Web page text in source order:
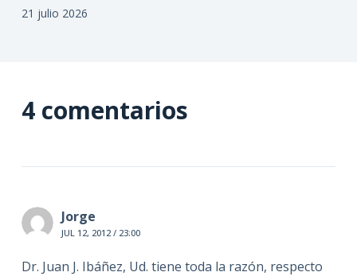
21 julio 2026
4 comentarios
Jorge
JUL 12, 2012 / 23:00
Dr. Juan J. Ibáñez, Ud. tiene toda la razón, respecto